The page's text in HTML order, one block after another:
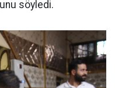
söyledi.